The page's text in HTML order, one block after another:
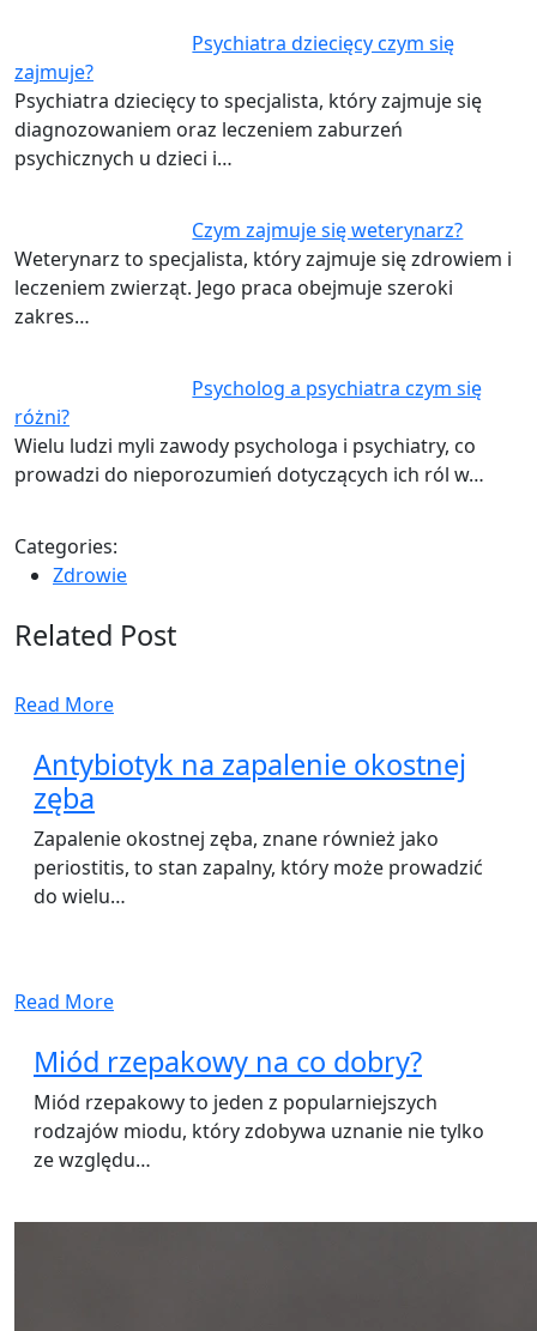
Psychiatra dziecięcy czym się
zajmuje?
Psychiatra dziecięcy to specjalista, który zajmuje się
diagnozowaniem oraz leczeniem zaburzeń
psychicznych u dzieci i…
Czym zajmuje się weterynarz?
Weterynarz to specjalista, który zajmuje się zdrowiem i
leczeniem zwierząt. Jego praca obejmuje szeroki
zakres…
Psycholog a psychiatra czym się
różni?
Wielu ludzi myli zawody psychologa i psychiatry, co
prowadzi do nieporozumień dotyczących ich ról w…
Categories:
Zdrowie
Related Post
Read More
Antybiotyk na zapalenie okostnej
zęba
Zapalenie okostnej zęba, znane również jako
periostitis, to stan zapalny, który może prowadzić
do wielu…
Read More
Miód rzepakowy na co dobry?
Miód rzepakowy to jeden z popularniejszych
rodzajów miodu, który zdobywa uznanie nie tylko
ze względu…